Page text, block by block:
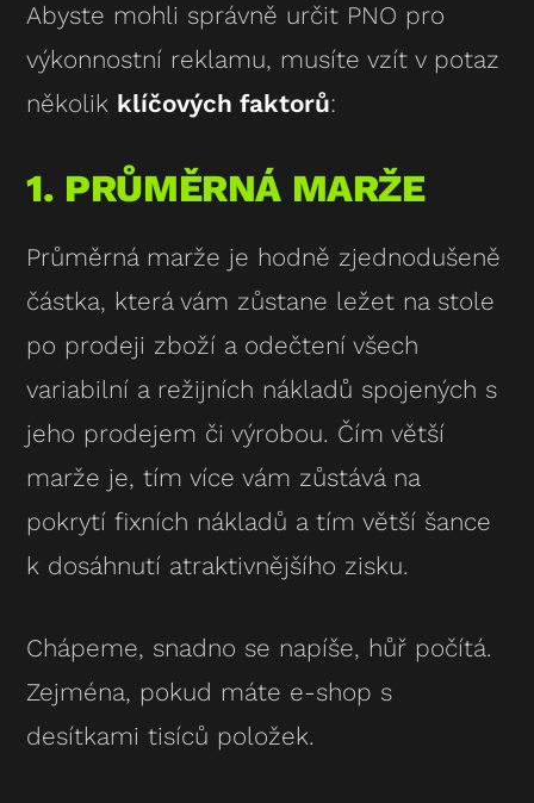
Abyste mohli správně určit PNO pro
výkonnostní reklamu, musíte vzít v potaz
několik klíčových faktorů:
1. PRŮMĚRNÁ MARŽE
Průměrná marže je hodně zjednodušeně
částka, která vám zůstane ležet na stole
po prodeji zboží a odečtení všech
variabilní a režijních nákladů spojených s
jeho prodejem či výrobou. Čím větší
marže je, tím více vám zůstává na
pokrytí fixních nákladů a tím větší šance
k dosáhnutí atraktivnějšího zisku.
Chápeme, snadno se napíše, hůř počítá.
Zejména, pokud máte e-shop s
desítkami tisíců položek.